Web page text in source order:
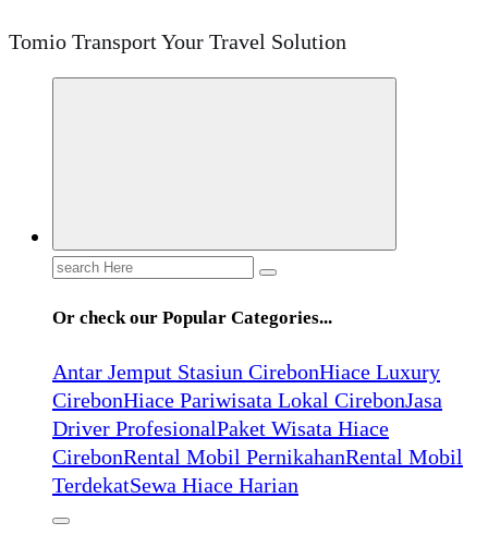
Tomio Transport Your Travel Solution
Search
Or check our Popular Categories...
Antar Jemput Stasiun CirebonHiace Luxury
CirebonHiace Pariwisata Lokal CirebonJasa
Driver ProfesionalPaket Wisata Hiace
CirebonRental Mobil PernikahanRental Mobil
TerdekatSewa Hiace Harian